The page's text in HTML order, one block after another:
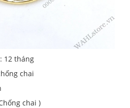
12 tháng
chai
chai )